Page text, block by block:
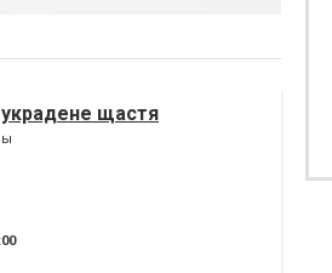
щастя